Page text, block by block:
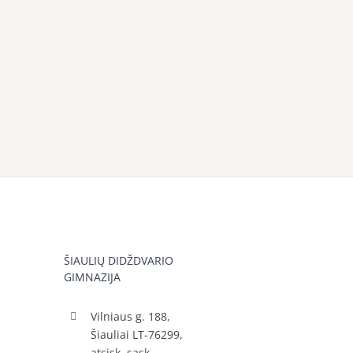
ŠIAULIŲ DIDŽDVARIO
GIMNAZIJA
Vilniaus g. 188,
Šiauliai LT-76299,